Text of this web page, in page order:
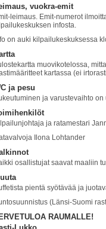
vuokra-emit
leimaus. Emit-numerot
infosta.
on auki kilpailukeskuksessa
muovikotelossa,
kartassa (ei
ja pesu
ja varustevaihto
ja ratamestari
Ilona Lohtander
osallistujat saavat maaliin
pientä syötävää ja
(Länsi-Suomi
RAUMALLE!